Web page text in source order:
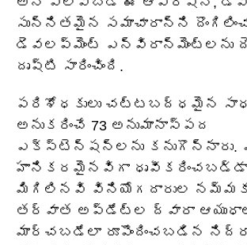
సున్నితమైన సమాచారాన్ని
డెవలప్‌మెంట్ ఎన్విరాన్‌మెంట్‌లను
దృష్టి సారించింది.
పరిశోధకులు చట్టబద్ధమైన
అనుకరించే 73 అనుమానాస్పద
ఎక్స్‌టెన్షన్‌లను కనుగొన్నారు.
హానికరమైనవిగా
మిగిలినవి వినియోగదారుల
తర్వాత అప్‌డేట్‌ల ద్వారా
మార్చబడేలా రూపొందించబడిన